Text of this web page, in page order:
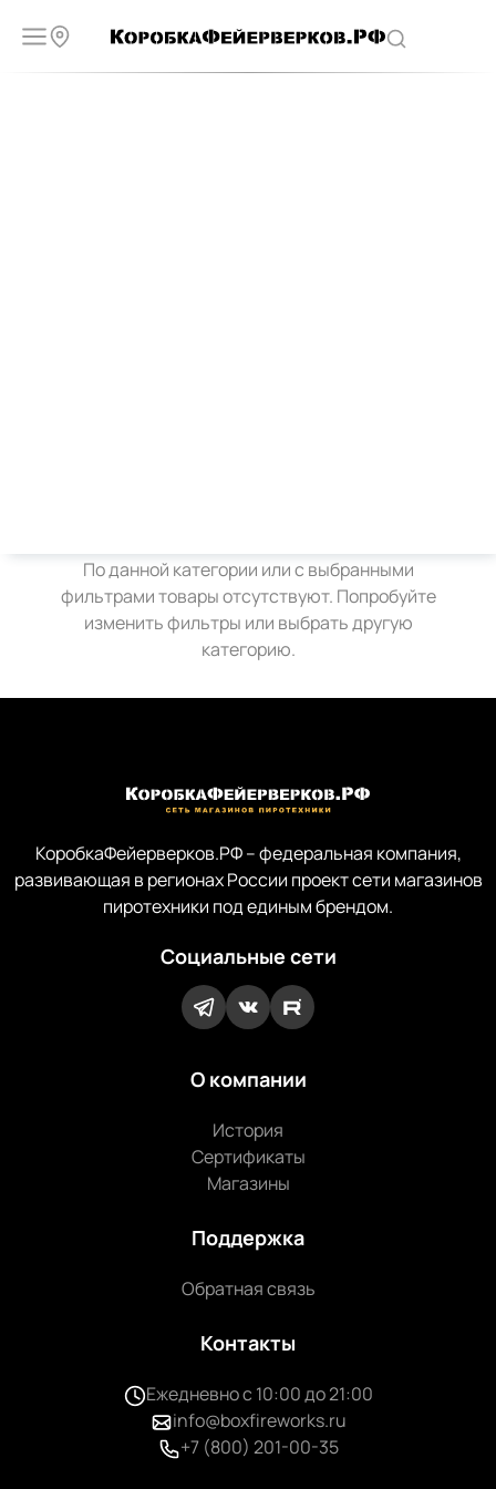
По данной категории или с выбранными
фильтрами товары отсутствуют. Попробуйте
изменить фильтры или выбрать другую
категорию.
КоробкаФейерверков.РФ – федеральная компания,
развивающая в регионах России проект сети магазинов
пиротехники под единым брендом.
Социальные сети
О компании
История
Сертификаты
Магазины
Поддержка
Обратная связь
Контакты
Ежедневно с 10:00 до 21:00
info@boxfireworks.ru
+7 (800) 201-00-35